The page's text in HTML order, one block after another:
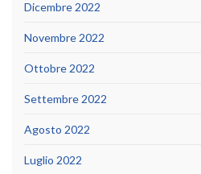
Dicembre 2022
Novembre 2022
Ottobre 2022
Settembre 2022
Agosto 2022
Luglio 2022